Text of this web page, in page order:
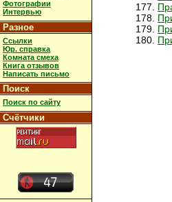
Фотографии
Интервью
Разное
Ссылки
Юр. справка
Комната смеха
Книга отзывов
Написать письмо
Поиск
Поиск по сайту
Счётчики